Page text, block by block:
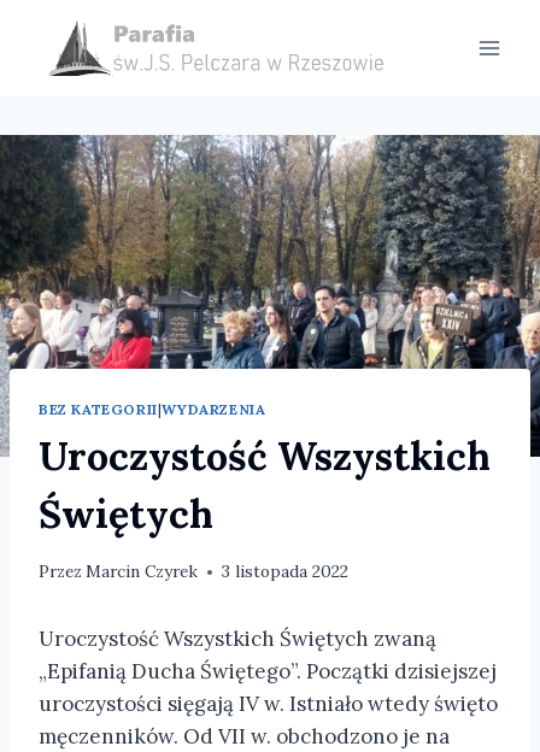
treści
BEZ KATEGORII|WYDARZENIA
Uroczystość Wszystkich
Świętych
Przez Marcin Czyrek 3 listopada 2022
Uroczystość Wszystkich Świętych zwaną
„Epifanią Ducha Świętego”. Początki dzisiejszej
uroczystości sięgają IV w. Istniało wtedy święto
męczenników. Od VII w. obchodzono je na